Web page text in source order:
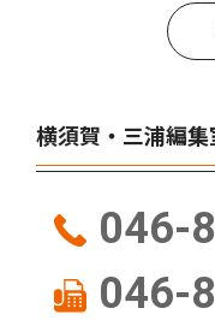
横須賀・三浦編集
046-
046-